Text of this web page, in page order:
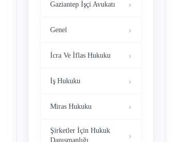
Gaziantep İşçi Avukatı
Genel
İcra Ve İflas Hukuku
İş Hukuku
Miras Hukuku
Şirketler İçin Hukuk
Danışmanlığı